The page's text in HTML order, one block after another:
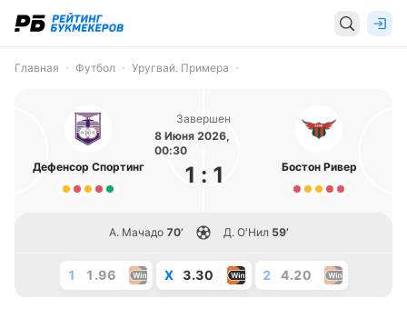
Главная Футбол Уругвай. Примера
Дефенсор Спортинг
Завершен
8 Июня 2026,
00:30
1 : 1 Бостон Ривер
А. Мачадо 70’ Д. О'Нил 59’
1 1.96 X 3.30 2 4.20